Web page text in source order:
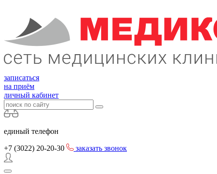
записаться
на приём
личный кабинет
единый телефон
+7 (3022) 20-20-30 заказать звонок